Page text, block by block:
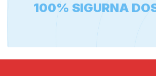
100% SIGURNA